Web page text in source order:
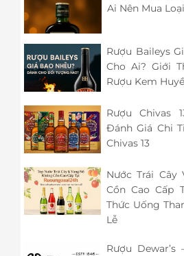
Ai Nên Mua
Rượu Baileys
Cho Ai? Giới
Rượu Kem
Rượu Chivas
Đánh Giá Chi
Chivas 13
Nước Trái Cây
Cồn Cao Cấp
Thức Uống
Lễ
Rượu